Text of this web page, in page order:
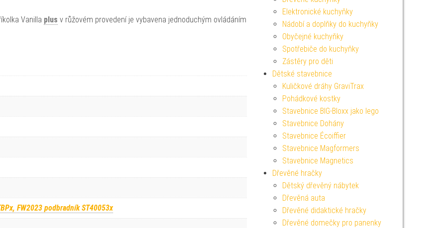
Vanilla plus v růžovém provedení je vybavena jednoduchým ovládáním
FW2023 podbradník ST40053x
Elektronické kuchyňky
Nádobí a doplňky do kuchyňky
Obyčejné kuchyňky
Spotřebiče do kuchyňky
Zástěry pro děti
Dětské stavebnice
Kuličkové dráhy GraviTrax
Pohádkové kostky
Stavebnice BIG-Bloxx jako lego
Stavebnice Dohány
Stavebnice Écoiffier
Stavebnice Magformers
Stavebnice Magnetics
Dřevěné hračky
Dětský dřevěný nábytek
Dřevěná auta
Dřevěné didaktické hračky
Dřevěné domečky pro panenky